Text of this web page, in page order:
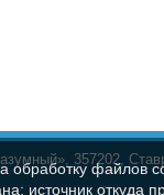
357202,
обработку
источник